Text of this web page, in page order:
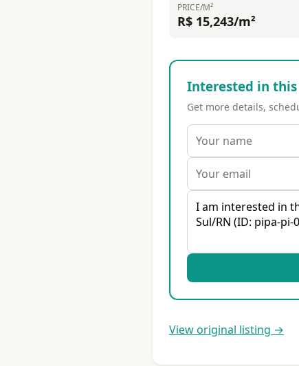
PRICE/M²
R$ 15,243/m²
Interested in
Get more details,
View original listing →